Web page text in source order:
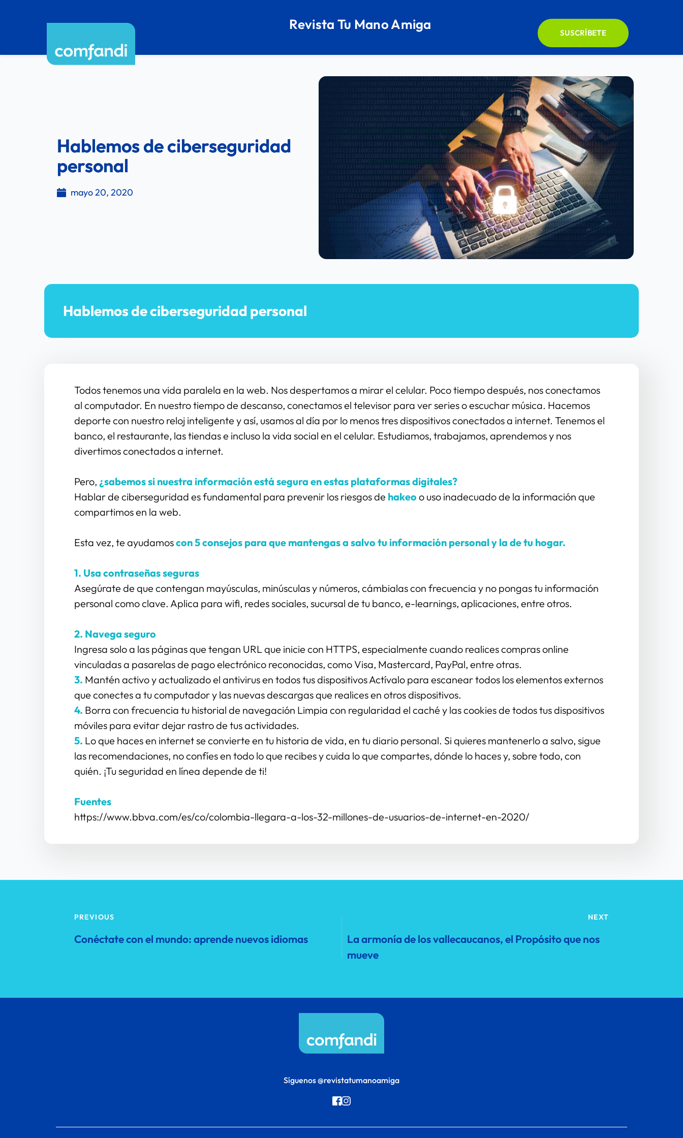
Revista Tu Mano Amiga
SUSCRÍBETE
Hablemos de ciberseguridad
personal
mayo 20, 2020
Hablemos de ciberseguridad personal
Todos tenemos una vida paralela en la web. Nos despertamos a mirar el celular. Poco tiempo después, nos conectamos
al computador. En nuestro tiempo de descanso, conectamos el televisor para ver series o escuchar música. Hacemos
deporte con nuestro reloj inteligente y así, usamos al día por lo menos tres dispositivos conectados a internet. Tenemos el
banco, el restaurante, las tiendas e incluso la vida social en el celular. Estudiamos, trabajamos, aprendemos y nos
divertimos conectados a internet.
Pero, ¿sabemos si nuestra información está segura en estas plataformas digitales?
Hablar de ciberseguridad es fundamental para prevenir los riesgos de hakeo o uso inadecuado de la información que
compartimos en la web.
Esta vez, te ayudamos con 5 consejos para que mantengas a salvo tu información personal y la de tu hogar.
1. Usa contraseñas seguras
Asegúrate de que contengan mayúsculas, minúsculas y números, cámbialas con frecuencia y no pongas tu información
personal como clave. Aplica para wifi, redes sociales, sucursal de tu banco, e-learnings, aplicaciones, entre otros.
2. Navega seguro
Ingresa solo a las páginas que tengan URL que inicie con HTTPS, especialmente cuando realices compras online
vinculadas a pasarelas de pago electrónico reconocidas, como Visa, Mastercard, PayPal, entre otras.
3. Mantén activo y actualizado el antivirus en todos tus dispositivos Actívalo para escanear todos los elementos externos
que conectes a tu computador y las nuevas descargas que realices en otros dispositivos.
4. Borra con frecuencia tu historial de navegación Limpia con regularidad el caché y las cookies de todos tus dispositivos
móviles para evitar dejar rastro de tus actividades.
5. Lo que haces en internet se convierte en tu historia de vida, en tu diario personal. Si quieres mantenerlo a salvo, sigue
las recomendaciones, no confíes en todo lo que recibes y cuida lo que compartes, dónde lo haces y, sobre todo, con
quién. ¡Tu seguridad en línea depende de ti!
Fuentes
https://www.bbva.com/es/co/colombia-llegara-a-los-32-millones-de-usuarios-de-internet-en-2020/
PREVIOUS NEXT
Conéctate con el mundo: aprende nuevos idiomas
La armonía de los vallecaucanos, el Propósito que nos
mueve
Síguenos @revistatumanoamiga